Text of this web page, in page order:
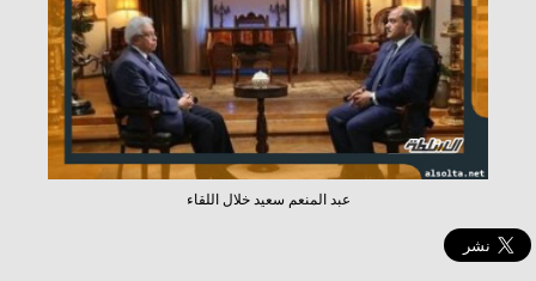
عبد المنعم سعيد خلال اللقاء